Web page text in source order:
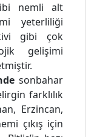
nemli alt
yeterliliği
gibi çok
gelişimi
sonbahar
farklılık
Erzincan,
çıkış için